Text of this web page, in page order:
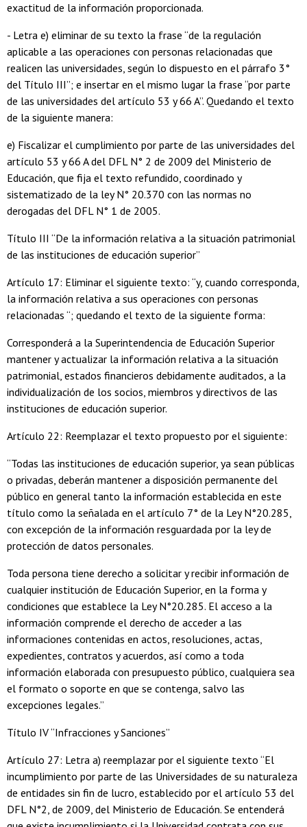
exactitud de la información proporcionada.
- Letra e) eliminar de su texto la frase “de la regulación
aplicable a las operaciones con personas relacionadas que
realicen las universidades, según lo dispuesto en el párrafo 3°
del Título III”; e insertar en el mismo lugar la frase “por parte
de las universidades del artículo 53 y 66 A”. Quedando el texto
de la siguiente manera:
e) Fiscalizar el cumplimiento por parte de las universidades del
artículo 53 y 66 A del DFL N° 2 de 2009 del Ministerio de
Educación, que fija el texto refundido, coordinado y
sistematizado de la ley N° 20.370 con las normas no
derogadas del DFL N° 1 de 2005.
Título III “De la información relativa a la situación patrimonial
de las instituciones de educación superior”
Artículo 17: Eliminar el siguiente texto: “y, cuando corresponda,
la información relativa a sus operaciones con personas
relacionadas “; quedando el texto de la siguiente forma:
Corresponderá a la Superintendencia de Educación Superior
mantener y actualizar la información relativa a la situación
patrimonial, estados financieros debidamente auditados, a la
individualización de los socios, miembros y directivos de las
instituciones de educación superior.
Artículo 22: Reemplazar el texto propuesto por el siguiente:
“Todas las instituciones de educación superior, ya sean públicas
o privadas, deberán mantener a disposición permanente del
público en general tanto la información establecida en este
título como la señalada en el artículo 7° de la Ley N°20.285,
con excepción de la información resguardada por la ley de
protección de datos personales.
Toda persona tiene derecho a solicitar y recibir información de
cualquier institución de Educación Superior, en la forma y
condiciones que establece la Ley N°20.285. El acceso a la
información comprende el derecho de acceder a las
informaciones contenidas en actos, resoluciones, actas,
expedientes, contratos y acuerdos, así como a toda
información elaborada con presupuesto público, cualquiera sea
el formato o soporte en que se contenga, salvo las
excepciones legales.”
Título IV “Infracciones y Sanciones”
Artículo 27: Letra a) reemplazar por el siguiente texto “El
incumplimiento por parte de las Universidades de su naturaleza
de entidades sin fin de lucro, establecido por el artículo 53 del
DFL N°2, de 2009, del Ministerio de Educación. Se entenderá